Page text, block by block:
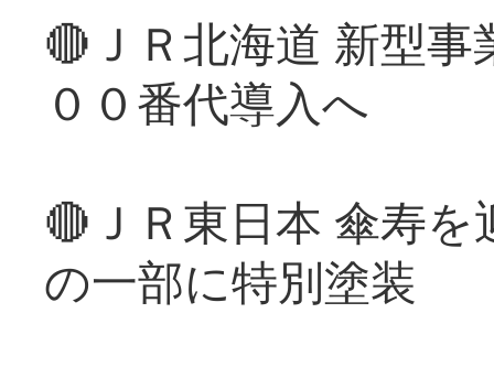
🔴ＪＲ北海道 新型
００番代導入へ
🔴ＪＲ東日本 傘寿
の一部に特別塗装